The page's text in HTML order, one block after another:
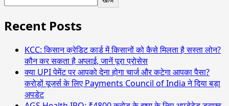
Recent Posts
KCC: किसान क्रेडिट कार्ड में किसानों को कैसे मिलता है सस्ता लोन?
कौन कर सकता है अप्लाई, जानें पूरा प्रोसेस
क्या UPI पेमेंट पर आपको देना होगा चार्ज और कटेगा आपका पैसा?
करोड़ों यूजर्स के लिए Payments Council of India ने दिया बड़ा
अपडेट